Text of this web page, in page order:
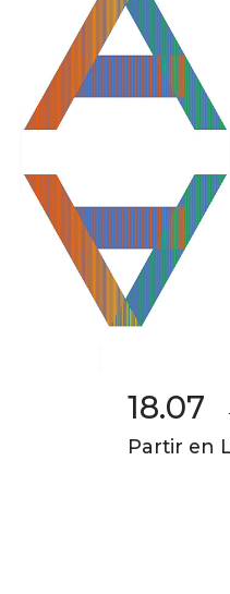
18.07
Partir en